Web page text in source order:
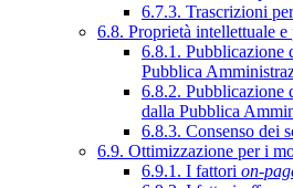
6.7.3. Trascrizioni
6.8. Proprietà intellettuale
6.8.1. Pubblicazione
Pubblica
6.8.2. Pubblicazione
dalla Pubblica
6.8.3. Consenso dei
6.9. Ottimizzazione per i
6.9.1. I fattori on-